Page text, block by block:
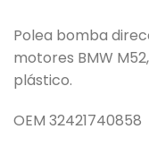
Polea bomba
motores BMW
plástico.
OEM 32421740858